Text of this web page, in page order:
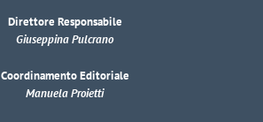
Direttore Responsabile
Giuseppina Pulcrano
Coordinamento Editoriale
Manuela Proietti